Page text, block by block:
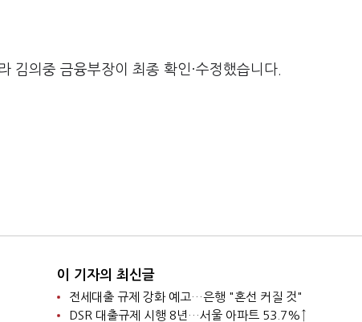
김의중 금융부장이 최종 확인·수정했습니다.
이 기자의 최신글
전세대출 규제 강화 예고…은행 "혼선 커질 것"
DSR 대출규제 시행 8년…서울 아파트 53.7%↑